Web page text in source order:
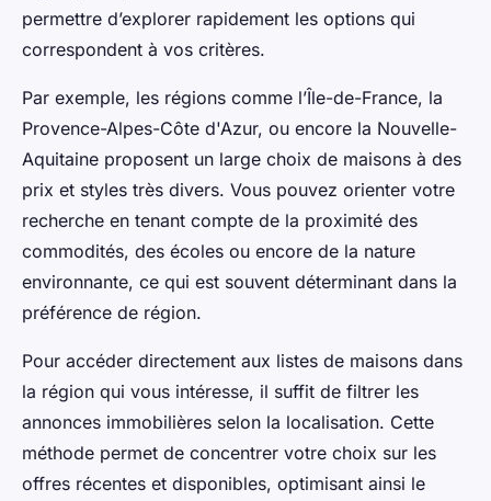
permettre d’explorer rapidement les options qui
correspondent à vos critères.
Par exemple, les régions comme l’Île-de-France, la
Provence-Alpes-Côte d'Azur, ou encore la Nouvelle-
Aquitaine proposent un large choix de maisons à des
prix et styles très divers. Vous pouvez orienter votre
recherche en tenant compte de la proximité des
commodités, des écoles ou encore de la nature
environnante, ce qui est souvent déterminant dans la
préférence de région.
Pour accéder directement aux listes de maisons dans
la région qui vous intéresse, il suffit de filtrer les
annonces immobilières selon la localisation. Cette
méthode permet de concentrer votre choix sur les
offres récentes et disponibles, optimisant ainsi le